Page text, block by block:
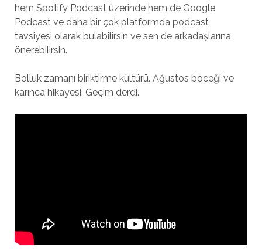
hem Spotify Podcast üzerinde hem de Google
Podcast ve daha bir çok platformda podcast
tavsiyesi olarak bulabilirsin ve sen de arkadaşlarına
önerebilirsin.
Bolluk zamanı biriktirme kültürü. Ağustos böceği ve
karınca hikayesi. Geçim derdi.